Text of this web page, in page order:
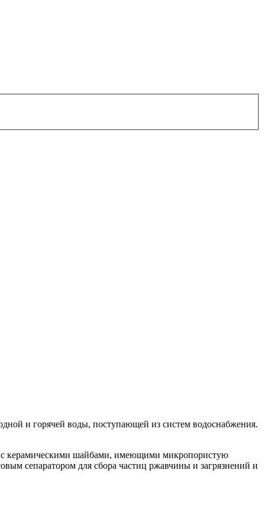
и горячей воды, поступающей из систем водоснабжения.
с керамическими шайбами, имеющими микропористую
сепаратором для сбора частиц ржавчины и загрязнений и